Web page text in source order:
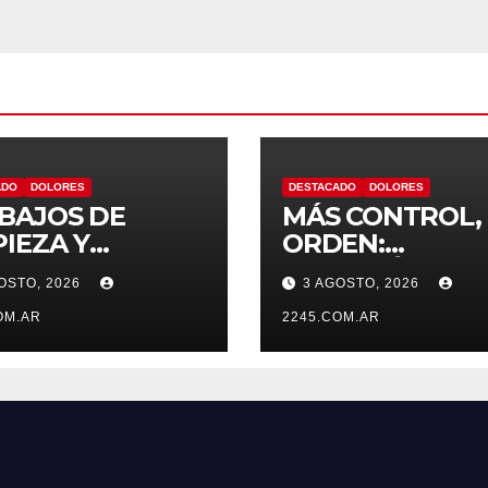
DOLORES
DE
Y
CANAL LA
2026
DESTACADO DOLORES
MÁS CONTROL,
ORDEN:
CONTINÚAN LOS
OPERATIVOS
PREVENTIVOS
TRÁNSITO EN
3 AGOSTO, 2026
2245.COM.AR